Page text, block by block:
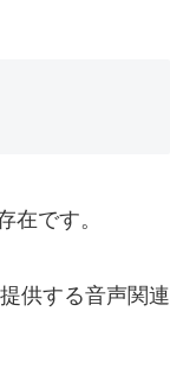
在です。
供する音声関連